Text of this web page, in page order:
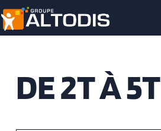
DE 2T À 5T